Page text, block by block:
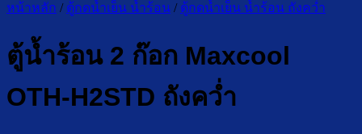
หน้าหลัก / ตู้กดน้ำเย็น น้ำร้อน / ตู้กดน้ำเย็น น้ำร้อน ถังคว่ำ
ตู้น้ำร้อน 2 ก๊อก Maxcool
OTH-H2STD ถังคว่ำ